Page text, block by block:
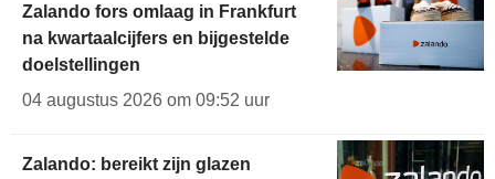
Zalando fors omlaag in Frankfurt
na kwartaalcijfers en bijgestelde
doelstellingen
04 augustus 2026 om 09:52 uur
Zalando: bereikt zijn glazen